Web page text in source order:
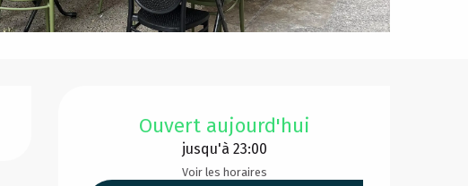
Ouvert aujourd'hui
jusqu'à 23:00
Voir les horaires